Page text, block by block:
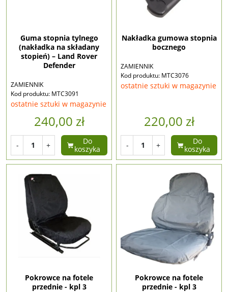
Guma stopnia tylnego
(nakładka na składany
stopień) – Land Rover
Defender
ZAMIENNIK
Kod produktu: MTC3091
ostatnie sztuki w magazynie
240,00 zł
- +
Do
koszyka
Nakładka gumowa stopnia
bocznego
ZAMIENNIK
Kod produktu: MTC3076
ostatnie sztuki w magazynie
220,00 zł
- +
Do
koszyka
Pokrowce na fotele
przednie - kpl 3
Pokrowce na fotele
przednie - kpl 3